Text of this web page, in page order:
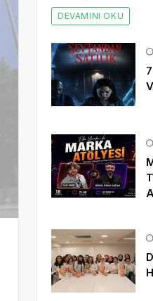
DEVAMINI OKU